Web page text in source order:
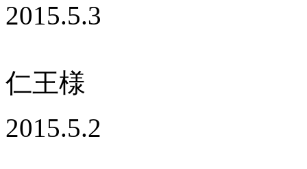
2015.5.3
仁王様
2015.5.2